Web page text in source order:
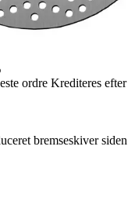
ordre Krediteres
bremseskiver